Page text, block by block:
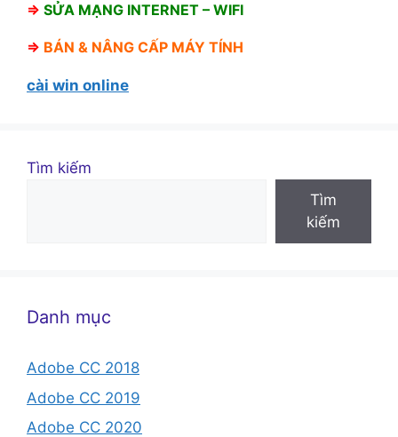
⇒ SỬA MẠNG INTERNET – WIFI
⇒ BÁN & NÂNG CẤP MÁY TÍNH
cài win online
Tìm kiếm
Tìm
kiếm
Danh mục
Adobe CC 2018
Adobe CC 2019
Adobe CC 2020